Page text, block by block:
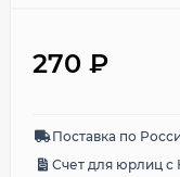
270 ₽
Поставка по
Счет для юрлиц с